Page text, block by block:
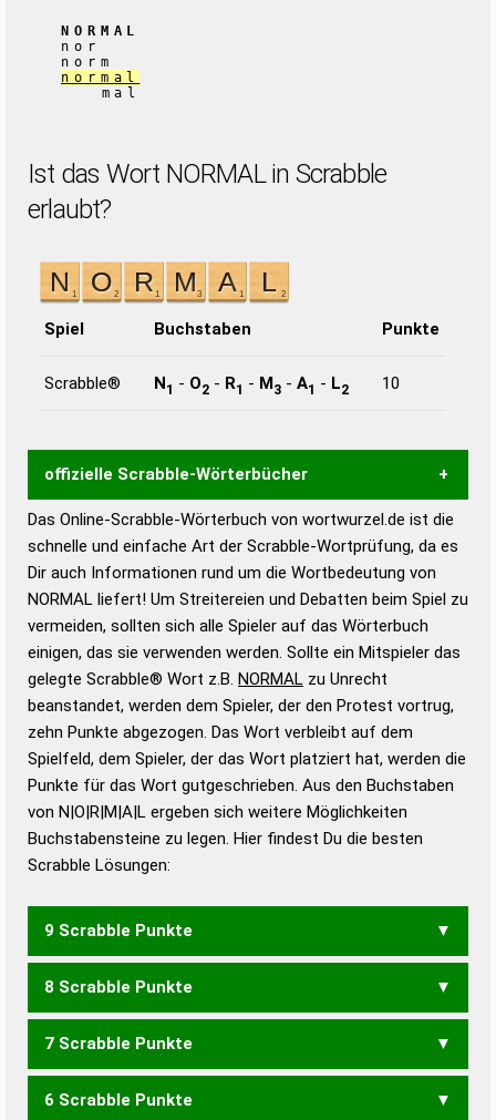
NORMAL
nor
norm
normal
mal
Ist das Wort NORMAL in Scrabble
erlaubt?
Spiel Buchstaben Punkte
Scrabble® N1 - O2 - R1 - M3 - A1 - L2 10
offizielle Scrabble-Wörterbücher
Wortwurzel liefert mit Hilfe eines semantischen
Wortanalyse-Algorithmus gute Anhaltspunkte zu
Wortbedeutung, Worttrennung und Wortform, um die
Gültigkeit eines Wortes für das Scrabble-Spiel zu
bestimmen!
zugelassene Turnier Scrabble-
Wörterbücher sind:
Duden – Standardwerk in 12 Bänden
Duden – Richtiges und gutes
Deutsch
Duden – Die deutsche Grammatik
Duden – Deutsches
Das Online-Scrabble-Wörterbuch von wortwurzel.de ist die
schnelle und einfache Art der Scrabble-Wortprüfung, da es
Dir auch Informationen rund um die Wortbedeutung von
NORMAL liefert! Um Streitereien und Debatten beim Spiel zu
vermeiden, sollten sich alle Spieler auf das Wörterbuch
einigen, das sie verwenden werden. Sollte ein Mitspieler das
gelegte Scrabble® Wort z.B. NORMAL zu Unrecht
beanstandet, werden dem Spieler, der den Protest vortrug,
zehn Punkte abgezogen. Das Wort verbleibt auf dem
Spielfeld, dem Spieler, der das Wort platziert hat, werden die
Punkte für das Wort gutgeschrieben. Aus den Buchstaben
von N|O|R|M|A|L ergeben sich weitere Möglichkeiten
Buchstabensteine zu legen. Hier findest Du die besten
Scrabble Lösungen:
9 Scrabble Punkte
MOLAR MORAL
8 Scrabble Punkte
LORM MANOR MARON
7 Scrabble Punkte
MOL OLM AMOR AROM
6 Scrabble Punkte